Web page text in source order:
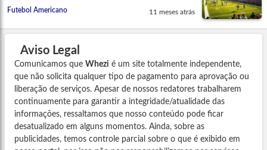
Futebol Americano 11 meses atrás
Aviso Legal
Comunicamos que Whezi é um site totalmente independente,
que não solicita qualquer tipo de pagamento para aprovação ou
liberação de serviços. Apesar de nossos redatores trabalharem
continuamente para garantir a integridade/atualidade das
informações, ressaltamos que nosso conteúdo pode ficar
desatualizado em alguns momentos. Ainda, sobre as
publicidades, temos controle parcial sobre o que é exibido em